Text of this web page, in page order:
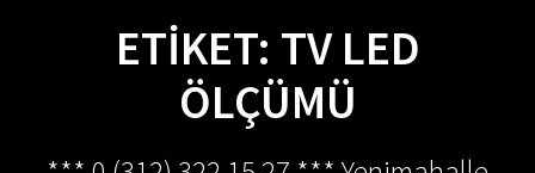
ETIKET: TV LED
ÖLÇÜMÜ